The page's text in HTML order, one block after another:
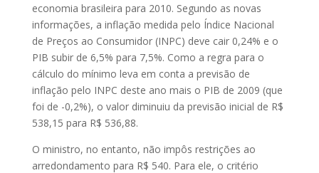
economia brasileira para 2010. Segundo as novas
informações, a inflação medida pelo Índice Nacional
de Preços ao Consumidor (INPC) deve cair 0,24% e o
PIB subir de 6,5% para 7,5%. Como a regra para o
cálculo do mínimo leva em conta a previsão de
inflação pelo INPC deste ano mais o PIB de 2009 (que
foi de -0,2%), o valor diminuiu da previsão inicial de R$
538,15 para R$ 536,88.
O ministro, no entanto, não impôs restrições ao
arredondamento para R$ 540. Para ele, o critério